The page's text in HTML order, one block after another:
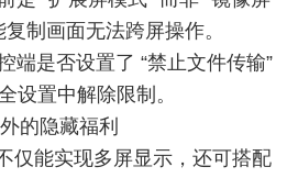
制画面无法跨屏操作。
端是否设置了 “禁止文件传输”
设置中解除限制。
的隐藏福利
仅能实现多屏显示，还可搭配